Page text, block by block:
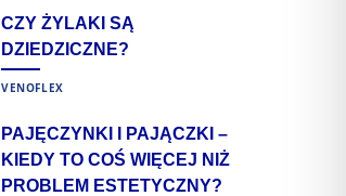
CZY ŻYLAKI SĄ
DZIEDZICZNE?
VENOFLEX
PAJĘCZYNKI I PAJĄCZKI –
KIEDY TO COŚ WIĘCEJ NIŻ
PROBLEM ESTETYCZNY?